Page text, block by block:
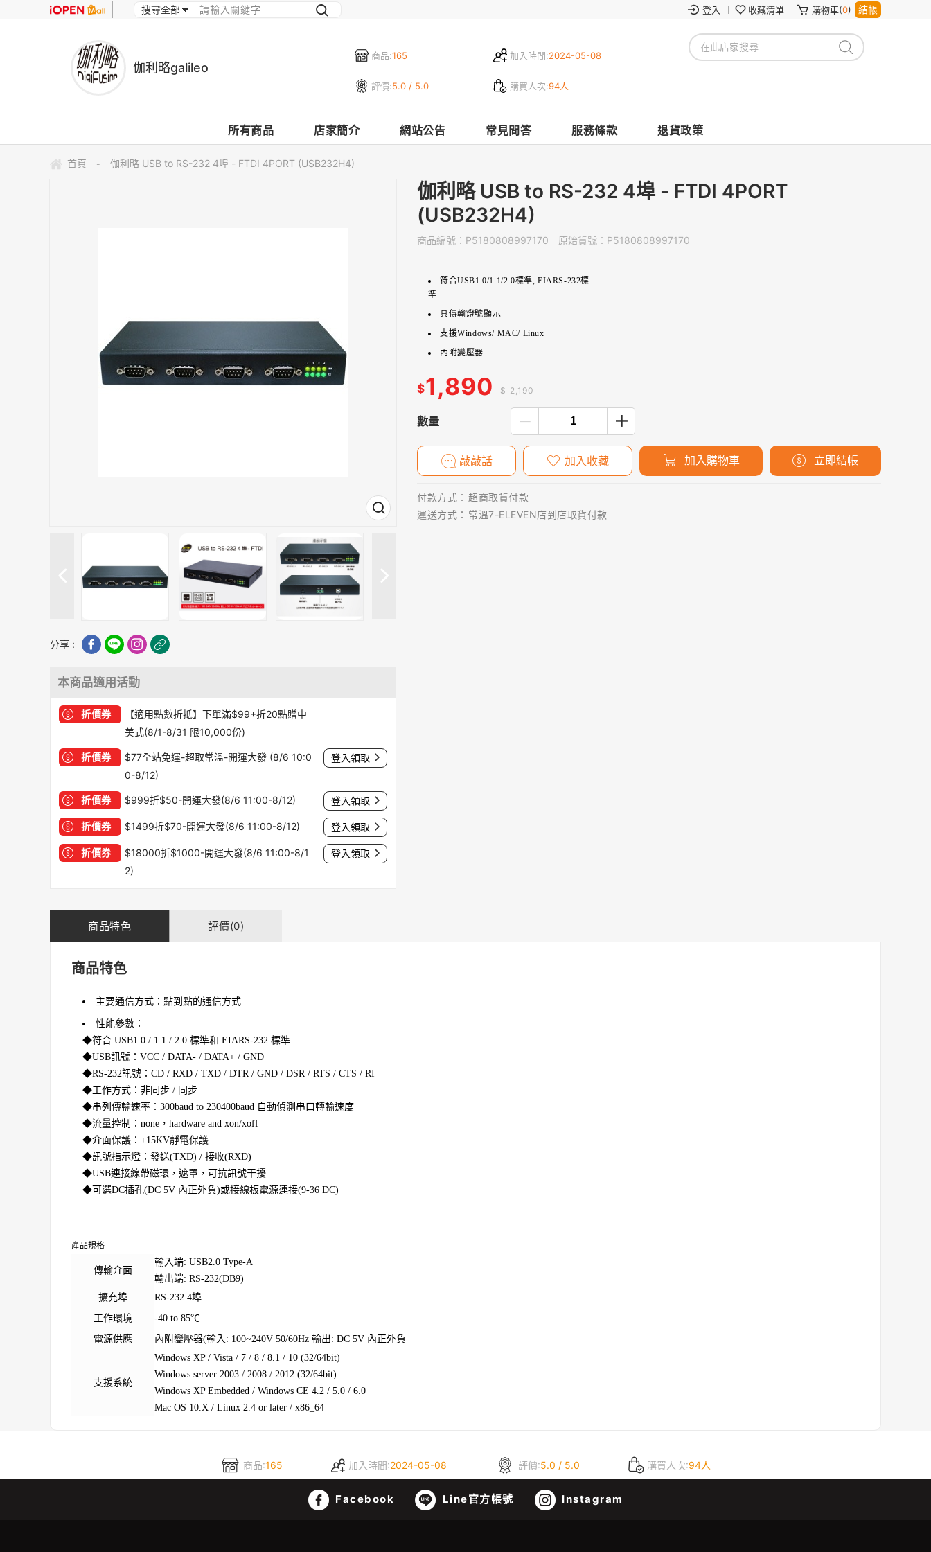
登入 收藏清單 購物車(0) 結帳
商品:165 加入時間:2024-05-08
評價:5.0 / 5.0 購買人次:94人
伽利略galileo
所有商品 店家簡介 網站公告 常見問答 服務條款 退貨政策
首頁 - 伽利略 USB to RS-232 4埠 - FTDI 4PORT (USB232H4)
分享 :
本商品適用活動
折價券
【適用點數折抵】下單滿$99+折20點贈中
美式(8/1-8/31 限10,000份)
折價券
$77全站免運-超取常溫-開運大發 (8/6 10:0
0-8/12)
登入領取
折價券 $999折$50-開運大發(8/6 11:00-8/12) 登入領取
折價券 $1499折$70-開運大發(8/6 11:00-8/12) 登入領取
折價券
$18000折$1000-開運大發(8/6 11:00-8/1
2)
登入領取
伽利略 USB to RS-232 4埠 - FTDI 4PORT
(USB232H4)
商品編號： P5180808997170 原始貨號： P5180808997170
符合USB1.0/1.1/2.0標準, EIARS-232標
準
具傳輸燈號顯示
支援Windows/ MAC/ Linux
內附變壓器
$1,890 $ 2,190
數量
敲敲話 加入收藏 加入購物車 立即結帳
付款方式： 超商取貨付款
運送方式： 常溫7-ELEVEN店到店取貨付款
商品特色 評價(0)
商品特色
主要通信方式：點到點的通信方式
性能參數：
◆符合 USB1.0 / 1.1 / 2.0 標準和 EIARS-232 標準
◆USB訊號：VCC / DATA- / DATA+ / GND
◆RS-232訊號：CD / RXD / TXD / DTR / GND / DSR / RTS / CTS / RI
◆工作方式：非同步 / 同步
◆串列傳輸速率：300baud to 230400baud 自動偵測串口轉輸速度
◆流量控制：none，hardware and xon/xoff
◆介面保護：±15KV靜電保護
◆訊號指示燈：發送(TXD) / 接收(RXD)
◆USB連接線帶磁環，遮罩，可抗訊號干擾
◆可選DC插孔(DC 5V 內正外負)或接線板電源連接(9-36 DC)
產品規格
傳輸介面
輸入端: USB2.0 Type-A
輸出端: RS-232(DB9)
擴充埠
RS-232 4埠
工作環境
-40 to 85℃
電源供應
內附變壓器(輸入: 100~240V 50/60Hz 輸出: DC 5V 內正外負
支援系統
Windows XP / Vista / 7 / 8 / 8.1 / 10 (32/64bit)
Windows server 2003 / 2008 / 2012 (32/64bit)
Windows XP Embedded / Windows CE 4.2 / 5.0 / 6.0
Mac OS 10.X / Linux 2.4 or later / x86_64
商品:165 加入時間:2024-05-08 評價:5.0 / 5.0 購買人次:94人
Facebook Line官方帳號 Instagram